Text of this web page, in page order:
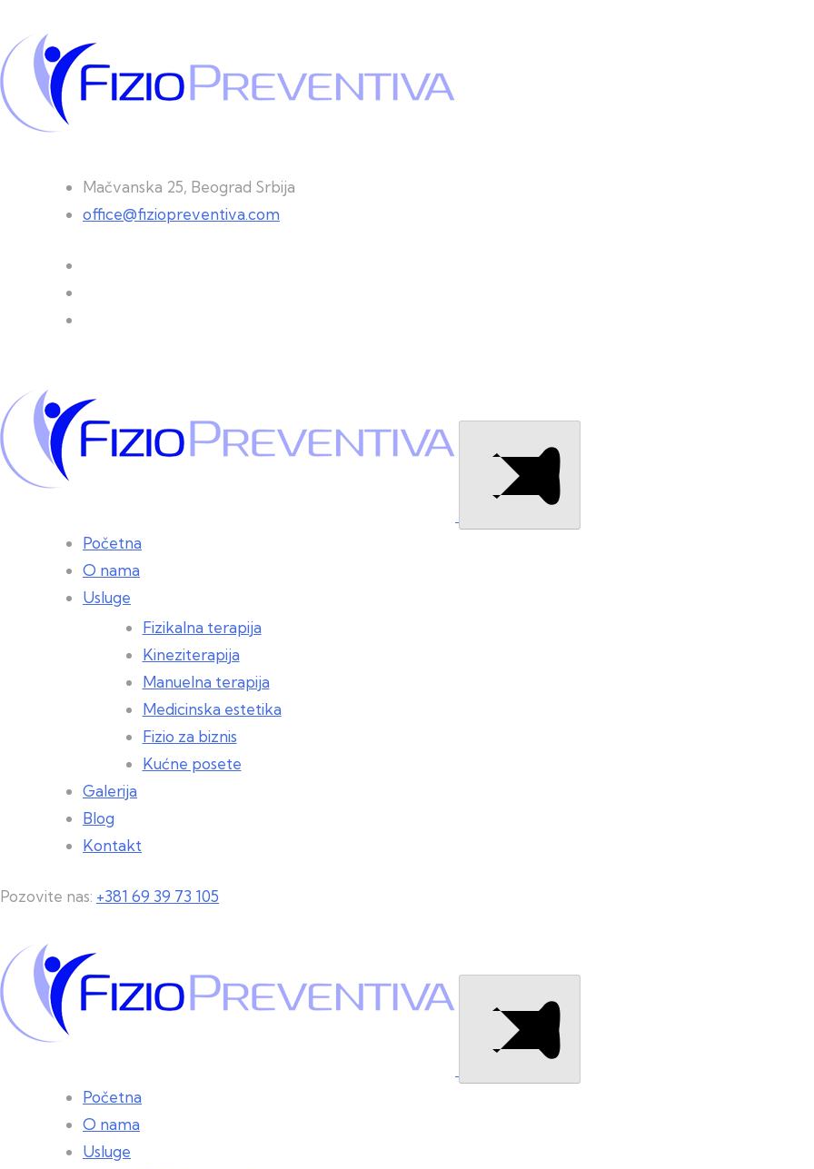
Mačvanska 25, Beograd Srbija
office@fiziopreventiva.com
Početna
O nama
Usluge
Fizikalna terapija
Kineziterapija
Manuelna terapija
Medicinska estetika
Fizio za biznis
Kućne posete
Galerija
Blog
Kontakt
Pozovite nas: +381 69 39 73 105
Početna
O nama
Usluge